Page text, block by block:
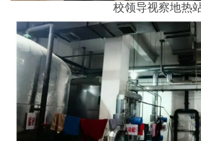
校领导视察地热